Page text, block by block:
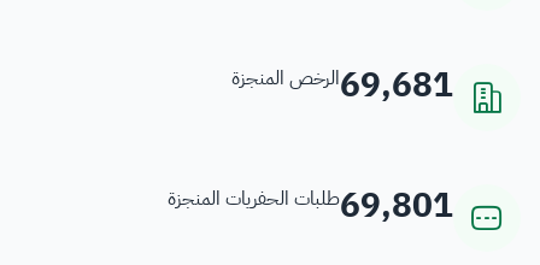
69,681الرخص المنجزة
69,801طلبات الحفريات المنجزة